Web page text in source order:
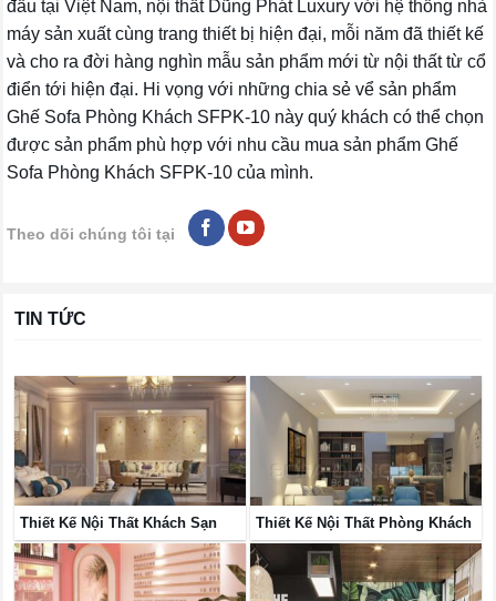
đầu tại Việt Nam, nội thất Dũng Phát Luxury với hệ thống nhà
máy sản xuất cùng trang thiết bị hiện đại, mỗi năm đã thiết kế
và cho ra đời hàng nghìn mẫu sản phẩm mới từ nội thất từ cổ
điển tới hiện đại. Hi vọng với những chia sẻ vể sản phẩm
Ghế Sofa Phòng Khách SFPK-10 này quý khách có thể chọn
được sản phẩm phù hợp với nhu cầu mua sản phẩm Ghế
Sofa Phòng Khách SFPK-10 của mình.
Theo dõi chúng tôi tại
TIN TỨC
Thiết Kế Nội Thất Khách Sạn Thiết Kế Nội Thất Phòng Khách